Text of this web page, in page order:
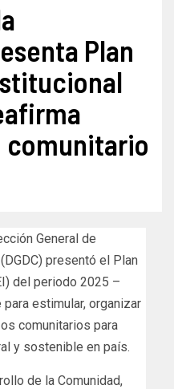
Plan
General de
presentó el Plan
del periodo 2025 –
estimular, organizar
comunitarios para
y sostenible en país.
de la Comunidad,